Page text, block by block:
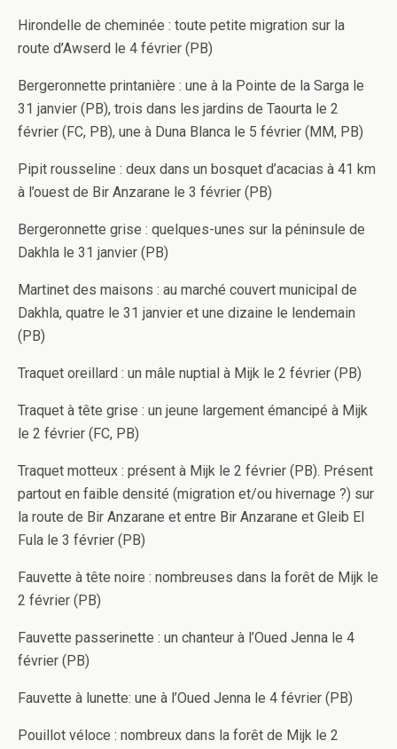
Hirondelle de cheminée : toute petite migration sur la
route d’Awserd le 4 février (PB)
Bergeronnette printanière : une à la Pointe de la Sarga le
31 janvier (PB), trois dans les jardins de Taourta le 2
février (FC, PB), une à Duna Blanca le 5 février (MM, PB)
Pipit rousseline : deux dans un bosquet d’acacias à 41 km
à l’ouest de Bir Anzarane le 3 février (PB)
Bergeronnette grise : quelques-unes sur la péninsule de
Dakhla le 31 janvier (PB)
Martinet des maisons : au marché couvert municipal de
Dakhla, quatre le 31 janvier et une dizaine le lendemain
(PB)
Traquet oreillard : un mâle nuptial à Mijk le 2 février (PB)
Traquet à tête grise : un jeune largement émancipé à Mijk
le 2 février (FC, PB)
Traquet motteux : présent à Mijk le 2 février (PB). Présent
partout en faible densité (migration et/ou hivernage ?) sur
la route de Bir Anzarane et entre Bir Anzarane et Gleib El
Fula le 3 février (PB)
Fauvette à tête noire : nombreuses dans la forêt de Mijk le
2 février (PB)
Fauvette passerinette : un chanteur à l’Oued Jenna le 4
février (PB)
Fauvette à lunette: une à l’Oued Jenna le 4 février (PB)
Pouillot véloce : nombreux dans la forêt de Mijk le 2